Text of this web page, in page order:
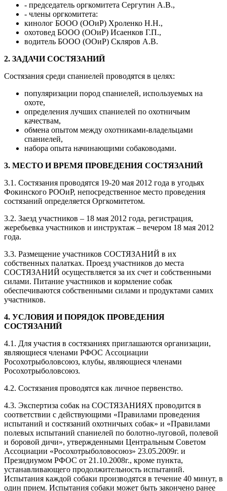
- председатель оргкомитета Сергутин А.В.,
- члены оргкомитета:
кинолог БООО (ООиР) Хроленко Н.Н.,
охотовед БООО (ООиР) Исаенков Г.П.,
водитель БООО (ООиР) Скляров А.В.
2. ЗАДАЧИ СОСТЯЗАНИЙ
Состязания среди спаниелей проводятся в целях:
популяризации пород спаниелей, используемых на
охоте,
определения лучших спаниелей по охотничьим
качествам,
обмена опытом между охотниками-владельцами
спаниелей,
набора опыта начинающими собаководами.
3. МЕСТО И ВРЕМЯ ПРОВЕДЕНИЯ СОСТЯЗАНИЙ
3.1. Состязания проводятся 19-20 мая 2012 года в угодьях
Фокинского РООиР, непосредственное место проведения
состязаний определяется Оргкомитетом.
3.2. Заезд участников – 18 мая 2012 года, регистрация,
жеребьевка участников и инструктаж – вечером 18 мая 2012
года.
3.3. Размещение участников СОСТЯЗАНИЙ в их
собственных палатках. Проезд участников до места
СОСТЯЗАНИЙ осуществляется за их счет и собственными
силами. Питание участников и кормление собак
обеспечиваются собственными силами и продуктами самих
участников.
4. УСЛОВИЯ И ПОРЯДОК ПРОВЕДЕНИЯ
СОСТЯЗАНИЙ
4.1. Для участия в состязаниях приглашаются организации,
являющиеся членами РФОС Ассоциации
Росохотрыболовсоюз, клубы, являющиеся членами
Росохотрыболовсоюз.
4.2. Состязания проводятся как личное первенство.
4.3. Экспертиза собак на СОСТЯЗАНИЯХ проводится в
соответствии с действующими «Правилами проведения
испытаний и состязаний охотничьих собак» и «Правилами
полевых испытаний спаниелей по болотно-луговой, полевой
и боровой дичи», утвержденными Центральным Советом
Ассоциации «Росохотрыболовосоюз» 23.05.2009г. и
Президиумом РФОС от 21.10.2008г., кроме пункта,
устанавливающего продолжительность испытаний.
Испытания каждой собаки производятся в течение 40 минут, в
один прием. Испытания собаки может быть закончено ранее